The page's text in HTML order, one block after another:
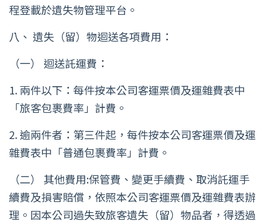
程登載於遺失物管理平台。
八、 遺失（留）物迴送各項費用：
（一） 迴送託運費：
1. 兩件以下：每件按本公司客運票價及運雜費表中
「旅客包裹費率」計費。
2. 逾兩件者：第三件起，每件按本公司客運票價及運
雜費表中「普通包裹費率」計費。
（二） 其他費用:保管費、變更手續費、取消託運手
續費及損害賠償，依照本公司客運票價及運雜費表辦
理。因本公司過失致旅客遺失（留）物品者，得透過